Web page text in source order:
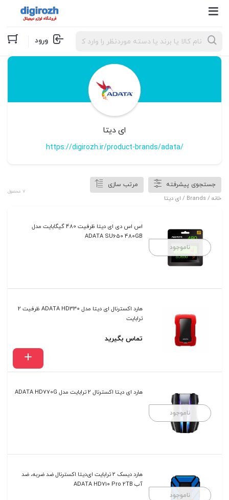
Products
search ورود
ای دیتا
https://digirozh.ir/product-brands/adata/
جستجوی پیشرفته
مرتب سازی
خانه / Brands / ای دیتا
7 محصول
ناموجود
اس اس دی ای دیتا ظرفیت 480 گیگابایت مدل
ADATA SU650 480GB
هارد اکسترنال ای دیتا مدل ADATA HD330 ظرفیت 2
ترابایت
تماس بگیرید
ناموجود
هارد ای دیتا اکسترنال 2 ترابایت مدل ADATA HD770G
ناموجود
هارد دیسک 2 ترابایت ای‌دیتا اکسترنال ضد ضربه، ضد
آب ADATA HD710 Pro 2TB